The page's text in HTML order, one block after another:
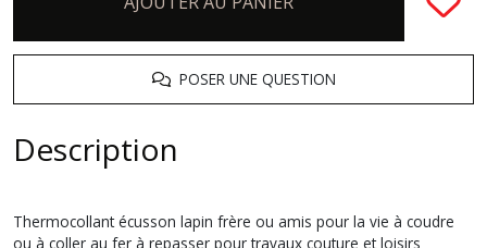
POSER UNE QUESTION
Description
Thermocollant écusson lapin frère ou amis pour la vie à coudre
ou à coller au fer à repasser pour travaux couture et loisirs